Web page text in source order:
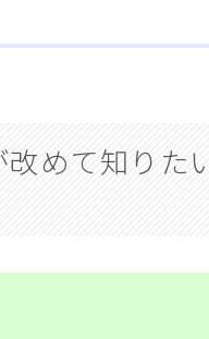
めて知りた